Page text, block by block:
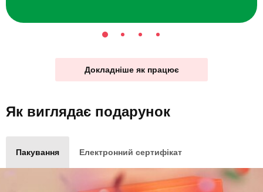
Докладніше як працює
Як виглядає подарунок
Пакування Електронний сертифікат